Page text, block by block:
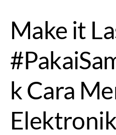
Make it
k Cara